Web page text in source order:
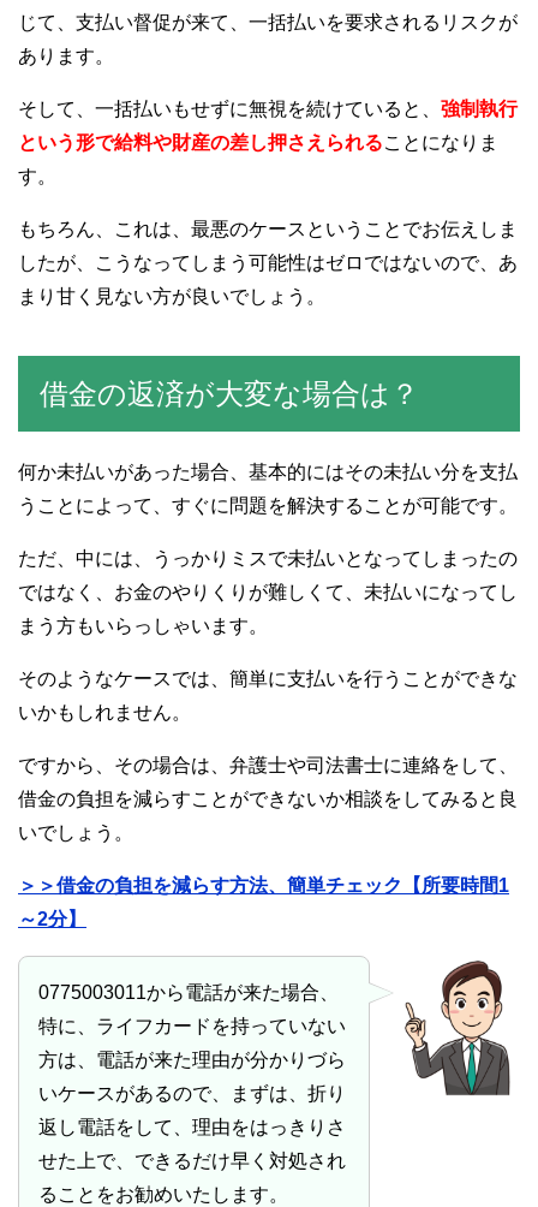
じて、支払い督促が来て、一括払いを要求されるリスクが
あります。
そして、一括払いもせずに無視を続けていると、 強制執行
という形で給料や財産の差し押さえられることになりま
す。
もちろん、これは、最悪のケースということでお伝えしま
したが、こうなってしまう可能性はゼロではないので、あ
まり甘く見ない方が良いでしょう。
借金の返済が大変な場合は？
何か未払いがあった場合、基本的にはその未払い分を支払
うことによって、すぐに問題を解決することが可能です。
ただ、中には、うっかりミスで未払いとなってしまったの
ではなく、お金のやりくりが難しくて、未払いになってし
まう方もいらっしゃいます。
そのようなケースでは、簡単に支払いを行うことができな
いかもしれません。
ですから、その場合は、弁護士や司法書士に連絡をして、
借金の負担を減らすことができないか相談をしてみると良
いでしょう。
＞＞借金の負担を減らす方法、簡単チェック【所要時間1
～2分】
0775003011から電話が来た場合、
特に、ライフカードを持っていない
方は、電話が来た理由が分かりづら
いケースがあるので、まずは、折り
返し電話をして、理由をはっきりさ
せた上で、できるだけ早く対処され
ることをお勧めいたします。